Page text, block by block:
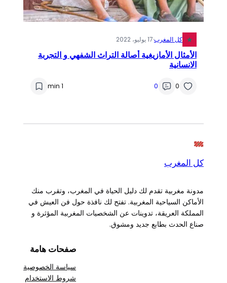
كل المغرب·17 يوليو، 2022
الأمثال الأمازيغية أصالة التراث الشفهي و التجربة
الانسانية
0
0
1 min
كل المغرب
مدونة مغربية تقدم لك دليل الحياة في المغرب، وتقرب منك
الأماكن السياحية المغربية. تفتح لك نافذة حول فن العيش في
المملكة العريقة، تدوينات عن الشخصيات المغربية المؤثرة و
صناع الحدث بطابع جديد ومشوق.
صفحات هامة
سياسة الخصوصية
شروط الاستخدام